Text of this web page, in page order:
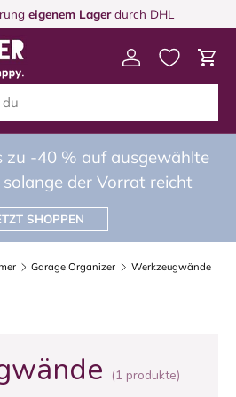
eigenem Lagerdurch DHL
Einloggen
zu -40 % auf ausgewählte
der Vorrat reicht
SHOPPEN
Garage Organizer Werkzeugwände
(1 produkte)